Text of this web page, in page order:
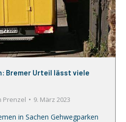
Bremer Urteil lässt viele
Prenzel 9. März 2023
in Sachen Gehwegparken